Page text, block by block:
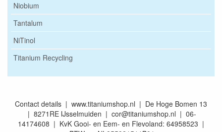
Niobium
Tantalum
NiTinol
Titanium Recycling
Contact details | www.titaniumshop.nl | De Hoge Bomen 13
| 8271RE IJsselmuiden | cor@titaniumshop.nl | 06-
14174608 | KvK Gooi- en Eem- en Flevoland: 64958523 |